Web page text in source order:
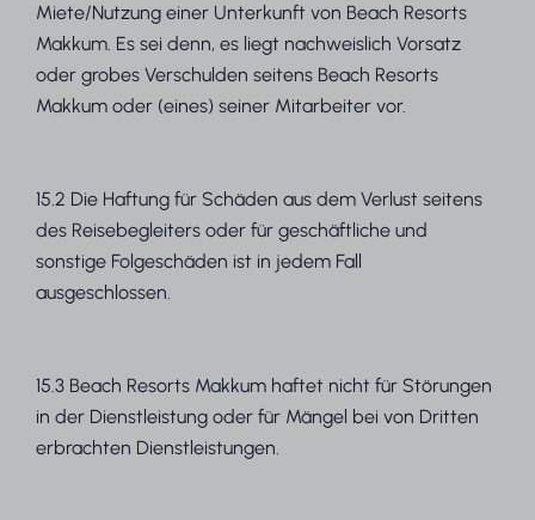
Miete/Nutzung einer Unterkunft von Beach Resorts
Makkum. Es sei denn, es liegt nachweislich Vorsatz
oder grobes Verschulden seitens Beach Resorts
Makkum oder (eines) seiner Mitarbeiter vor.
15.2 Die Haftung für Schäden aus dem Verlust seitens
des Reisebegleiters oder für geschäftliche und
sonstige Folgeschäden ist in jedem Fall
ausgeschlossen.
15.3 Beach Resorts Makkum haftet nicht für Störungen
in der Dienstleistung oder für Mängel bei von Dritten
erbrachten Dienstleistungen.